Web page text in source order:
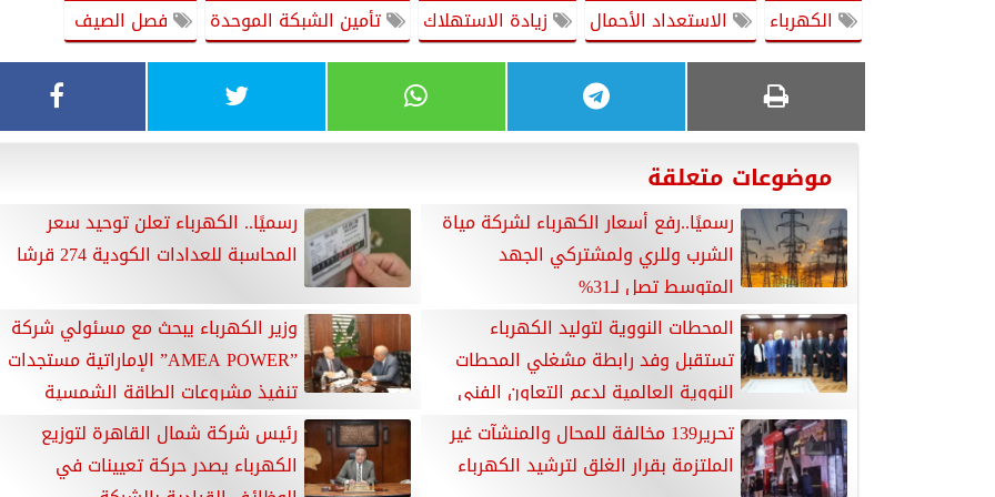
الكهرباء الاستعداد الأحمال زيادة الاستهلاك تأمين الشبكة الموحدة فصل الصيف
موضوعات متعلقة
رسميًا..رفع أسعار الكهرباء لشركة مياة
الشرب وللري ولمشتركي الجهد
المتوسط تصل لـ31%
رسميًا.. الكهرباء تعلن توحيد سعر
المحاسبة للعدادات الكودية 274 قرشا
المحطات النووية لتوليد الكهرباء
تستقبل وفد رابطة مشغلي المحطات
النووية العالمية لدعم التعاون الفني
لمشروع المحطة النووية بالضبعة
وزير الكهرباء يبحث مع مسئولي شركة
”AMEA POWER” الإماراتية مستجدات
تنفيذ مشروعات الطاقة الشمسية
وطاقة الرياح فى الزعفرانة ورأس شقير وبنبان
تحرير139 مخالفة للمحال والمنشآت غير
الملتزمة بقرار الغلق لترشيد الكهرباء
رئيس شركة شمال القاهرة لتوزيع
الكهرباء يصدر حركة تعيينات في